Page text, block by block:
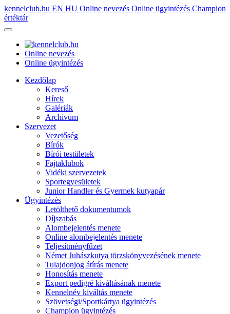
kennelclub.hu EN HU Online nevezés Online ügyintézés Champion
értéktár
Online nevezés
Online ügyintézés
Kezdőlap
Kereső
Hírek
Galériák
Archívum
Szervezet
Vezetőség
Bírók
Bírói testületek
Fajtaklubok
Vidéki szervezetek
Sportegyesületek
Junior Handler és Gyermek kutyapár
Ügyintézés
Letölthető dokumentumok
Díjszabás
Alombejelentés menete
Online alombejelentés menete
Teljesítményfűzet
Német Juhászkutya törzskönyvezésének menete
Tulajdonjog átírás menete
Honosítás menete
Export pedigré kiváltásának menete
Kennelnév kiváltás menete
Szövetségi/Sportkártya ügyintézés
Champion ügyintézés